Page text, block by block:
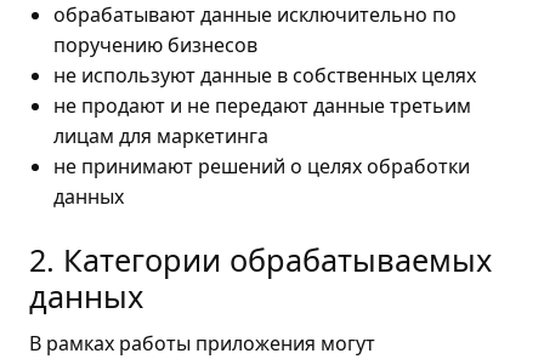
обрабатывают данные исключительно по
поручению бизнесов
не используют данные в собственных целях
не продают и не передают данные третьим
лицам для маркетинга
не принимают решений о целях обработки
данных
2. Категории обрабатываемых
данных
В рамках работы приложения могут